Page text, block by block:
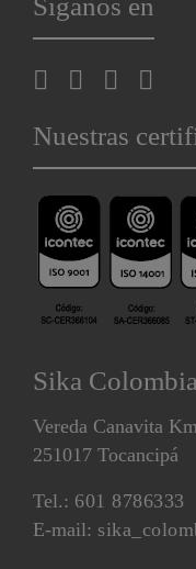
Síganos en
Nuestras
Sika
Vereda Canavita
251017 Tocancipá
Tel.: 601 8786333
E-mail: